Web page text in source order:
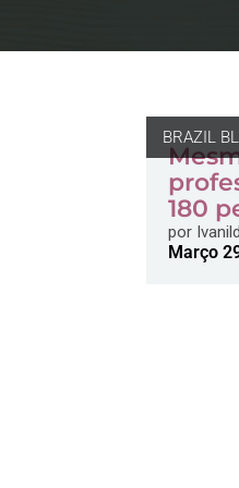
BRAZIL
180
por
Março